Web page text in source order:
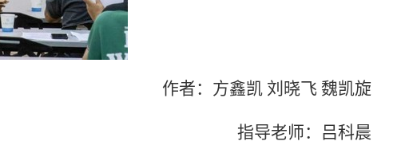
作者：方鑫凯 刘晓飞 魏凯旋
指导老师：吕科晨